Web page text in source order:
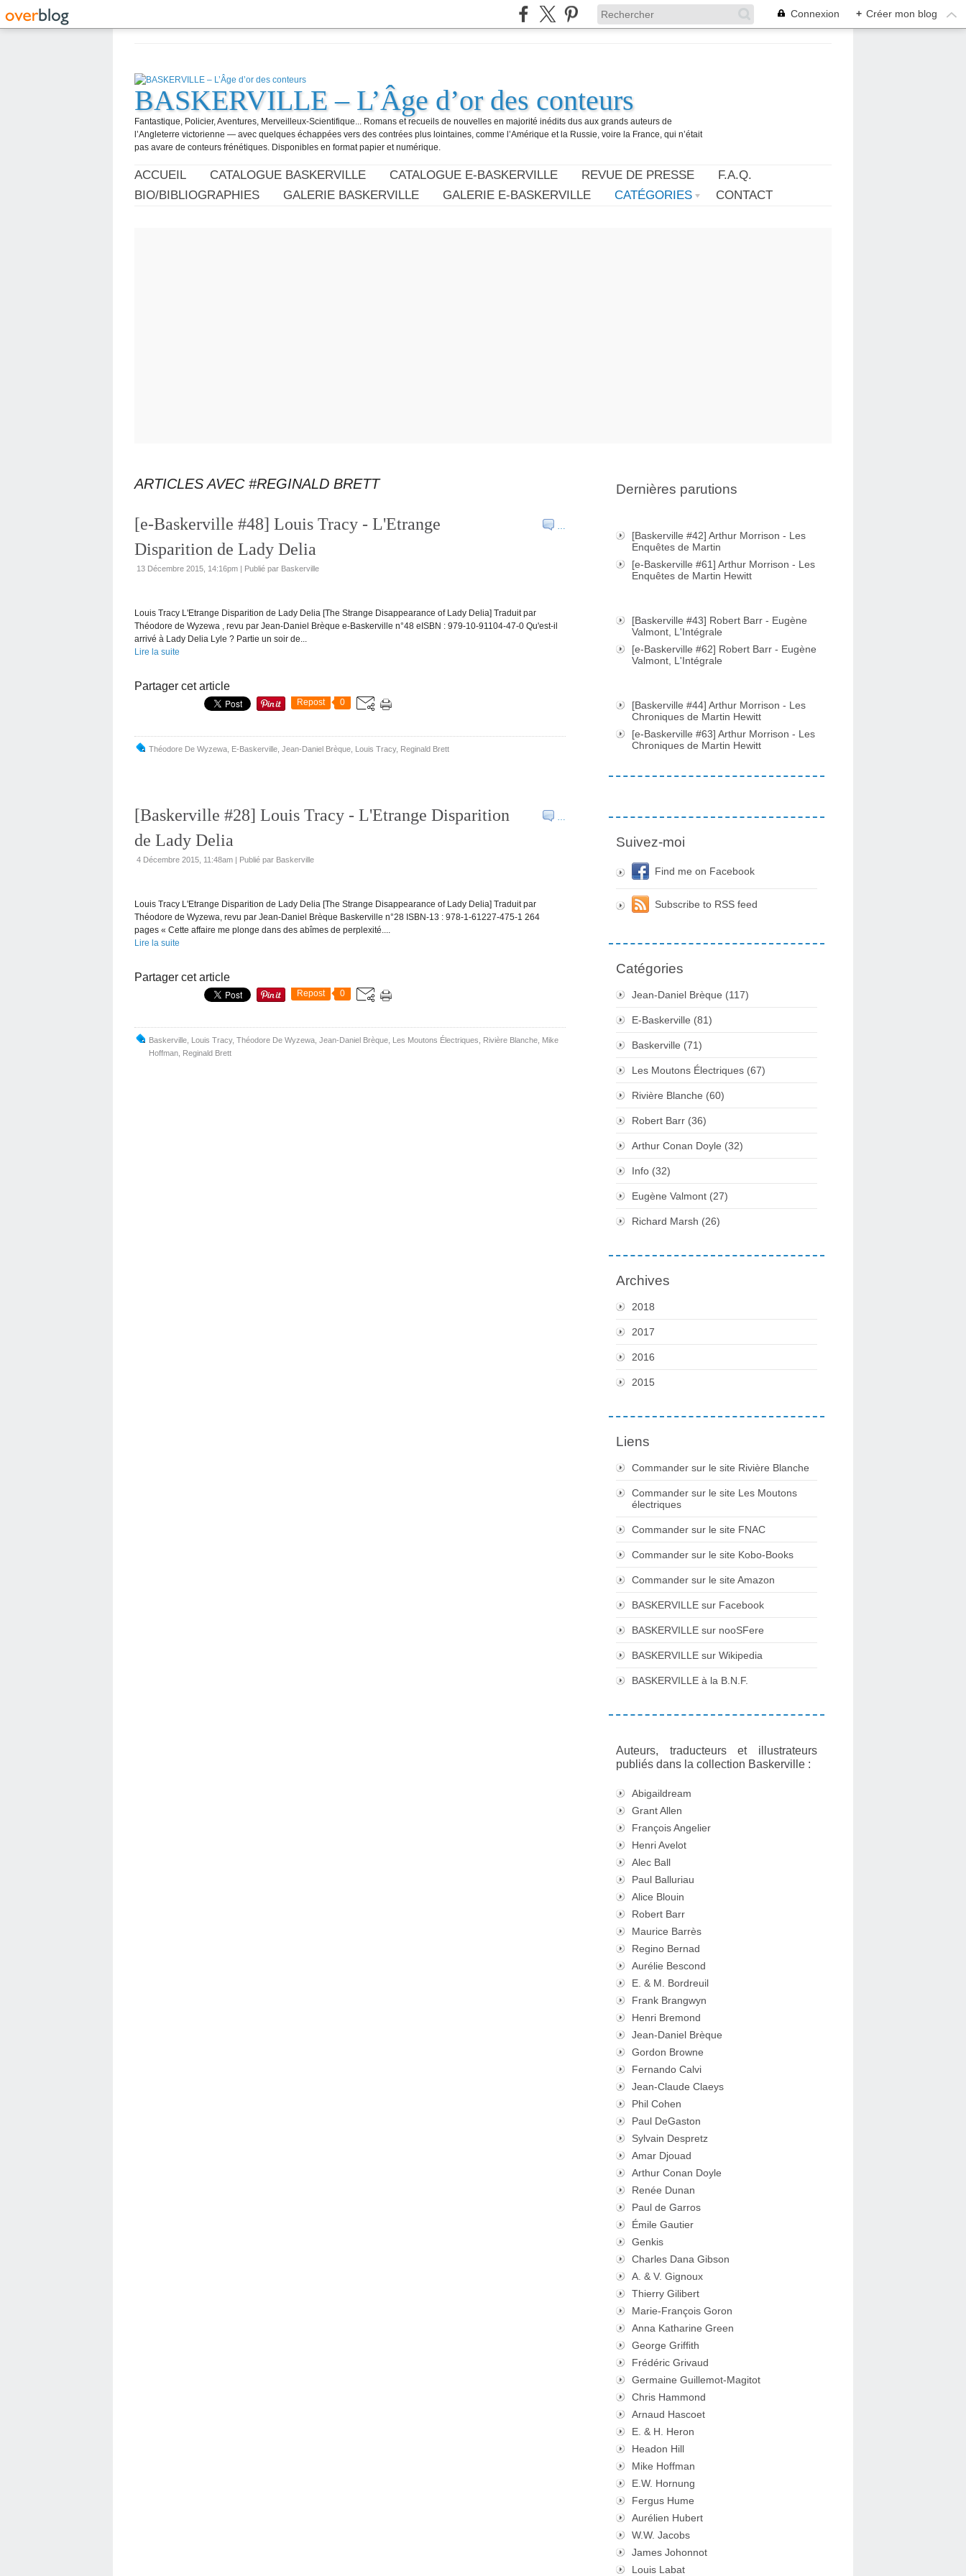
Connexion + Créer mon blog
BASKERVILLE – L’Âge d’or des conteurs
Fantastique, Policier, Aventures, Merveilleux-Scientifique... Romans et recueils de nouvelles en majorité inédits dus aux grands auteurs de
l’Angleterre victorienne — avec quelques échappées vers des contrées plus lointaines, comme l’Amérique et la Russie, voire la France, qui n’était
pas avare de conteurs frénétiques. Disponibles en format papier et numérique.
ACCUEIL CATALOGUE BASKERVILLE CATALOGUE E-BASKERVILLE REVUE DE PRESSE
F.A.Q.
BIO/BIBLIOGRAPHIES
GALERIE BASKERVILLE GALERIE E-BASKERVILLE CATÉGORIES CONTACT
ARTICLES AVEC #REGINALD BRETT
…
[e-Baskerville #48] Louis Tracy - L'Etrange
Disparition de Lady Delia
13 Décembre 2015, 14:16pm | Publié par Baskerville
Louis Tracy L'Etrange Disparition de Lady Delia [The Strange Disappearance of Lady Delia] Traduit par
Théodore de Wyzewa , revu par Jean-Daniel Brèque e-Baskerville n°48 eISBN : 979-10-91104-47-0 Qu'est-il
arrivé à Lady Delia Lyle ? Partie un soir de...
Lire la suite
Partager cet article
Repost 0
Théodore De Wyzewa E-Baskerville Jean-Daniel Brèque Louis Tracy, Reginald Brett
…
[Baskerville #28] Louis Tracy - L'Etrange Disparition
de Lady Delia
4 Décembre 2015, 11:48am | Publié par Baskerville
Louis Tracy L'Etrange Disparition de Lady Delia [The Strange Disappearance of Lady Delia] Traduit par
Théodore de Wyzewa, revu par Jean-Daniel Brèque Baskerville n°28 ISBN-13 : 978-1-61227-475-1 264
pages « Cette affaire me plonge dans des abîmes de perplexité....
Lire la suite
Partager cet article
Repost 0
Baskerville Louis Tracy, Théodore De Wyzewa Jean-Daniel Brèque Les Moutons Électriques Rivière Blanche Mike
Hoffman Reginald Brett
Dernières parutions
[Baskerville #42] Arthur Morrison - Les
Enquêtes de Martin
[e-Baskerville #61] Arthur Morrison - Les
Enquêtes de Martin Hewitt
[Baskerville #43] Robert Barr - Eugène
Valmont, L'Intégrale
[e-Baskerville #62] Robert Barr - Eugène
Valmont, L'Intégrale
[Baskerville #44] Arthur Morrison - Les
Chroniques de Martin Hewitt
[e-Baskerville #63] Arthur Morrison - Les
Chroniques de Martin Hewitt
Suivez-moi
Find me on Facebook
Subscribe to RSS feed
Catégories
Jean-Daniel Brèque (117)
E-Baskerville (81)
Baskerville (71)
Les Moutons Électriques (67)
Rivière Blanche (60)
Robert Barr (36)
Arthur Conan Doyle (32)
Info (32)
Eugène Valmont (27)
Richard Marsh (26)
Archives
2018
2017
2016
2015
Liens
Commander sur le site Rivière Blanche
Commander sur le site Les Moutons
électriques
Commander sur le site FNAC
Commander sur le site Kobo-Books
Commander sur le site Amazon
BASKERVILLE sur Facebook
BASKERVILLE sur nooSFere
BASKERVILLE sur Wikipedia
BASKERVILLE à la B.N.F.
Auteurs, traducteurs et illustrateurs
publiés dans la collection Baskerville :
Abigaildream
Grant Allen
François Angelier
Henri Avelot
Alec Ball
Paul Balluriau
Alice Blouin
Robert Barr
Maurice Barrès
Regino Bernad
Aurélie Bescond
E. & M. Bordreuil
Frank Brangwyn
Henri Bremond
Jean-Daniel Brèque
Gordon Browne
Fernando Calvi
Jean-Claude Claeys
Phil Cohen
Paul DeGaston
Sylvain Despretz
Amar Djouad
Arthur Conan Doyle
Renée Dunan
Paul de Garros
Émile Gautier
Genkis
Charles Dana Gibson
A. & V. Gignoux
Thierry Gilibert
Marie-François Goron
Anna Katharine Green
George Griffith
Frédéric Grivaud
Germaine Guillemot-Magitot
Chris Hammond
Arnaud Hascoet
E. & H. Heron
Headon Hill
Mike Hoffman
E.W. Hornung
Fergus Hume
Aurélien Hubert
W.W. Jacobs
James Johonnot
Louis Labat